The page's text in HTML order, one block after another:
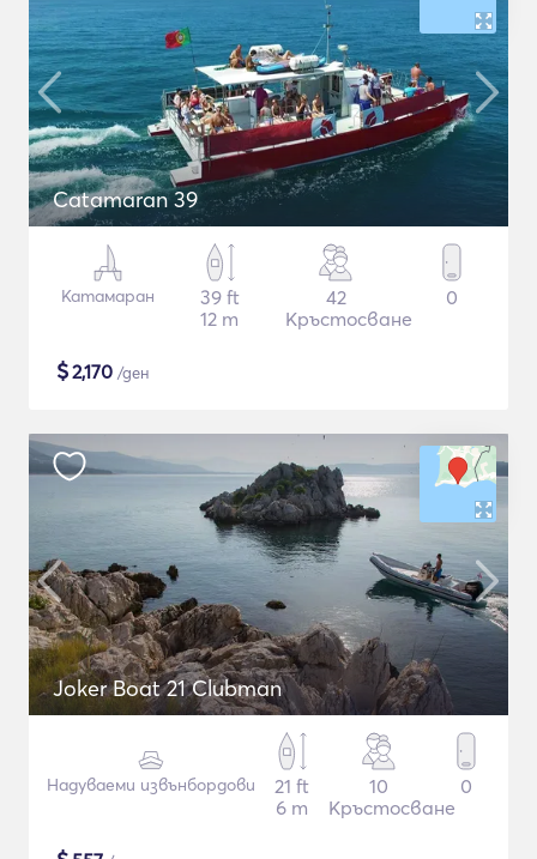
Catamaran 39
Катамаран
39 ft
12 m
42
Кръстосване
0
$2,170 /ден
Joker Boat 21 Clubman
Надуваеми извънбордови
21 ft
6 m
10
Кръстосване
0